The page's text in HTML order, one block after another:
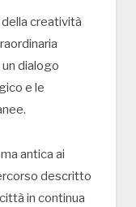
creatività
dialogo
e le
antica ai
descritto
in continua